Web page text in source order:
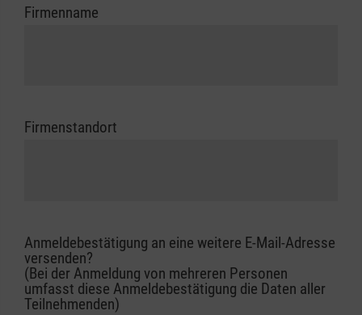
Firmenname
Firmenstandort
Anmeldebestätigung an eine weitere E-Mail-Adresse
versenden?
(Bei der Anmeldung von mehreren Personen
umfasst diese Anmeldebestätigung die Daten aller
Teilnehmenden)